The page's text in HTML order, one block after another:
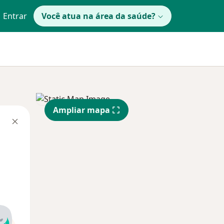
Entrar Você atua na área da saúde?
Ampliar mapa